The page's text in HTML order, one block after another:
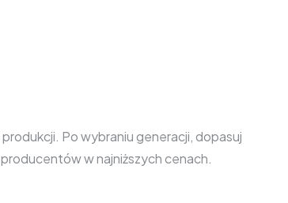
Po wybraniu generacji, dopasuj
w najniższych cenach.